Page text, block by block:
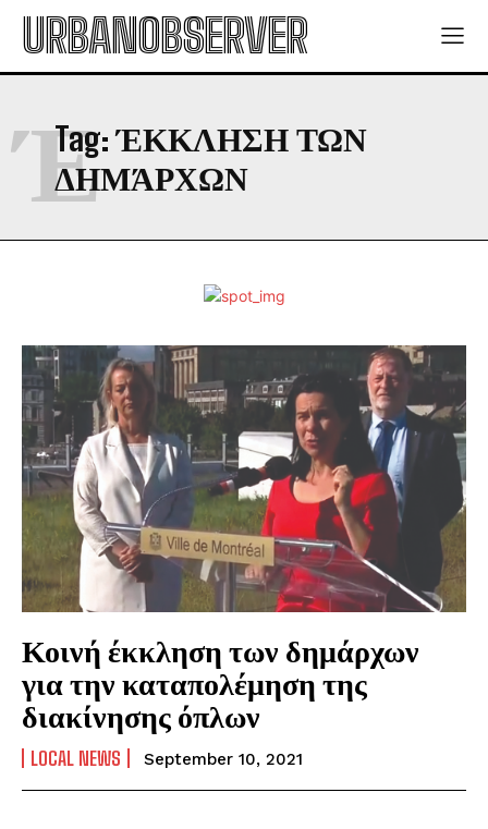
URBANOBSERVER
Tag:ΈΚΚΛΗΣΗ ΤΩΝ
ΔΗΜΆΡΧΩΝ
Έ
Κοινή έκκληση των δημάρχων
για την καταπολέμηση της
διακίνησης όπλων
LOCAL NEWS September 10, 2021